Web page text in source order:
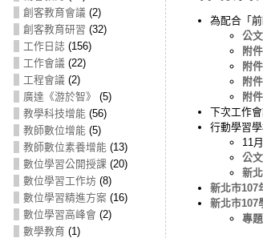
創客教育會議 (2)
創客教育研習 (32)
工作日誌 (156)
工作會議 (22)
工程會議 (2)
廣達《游於智》
(5)
教學科技增能(56)
教師數位增能(5)
教師數位素養增能(13)
數位學習公開授課 (20)
數位學習工作坊(8)
數位學習精進方案 (16)
數位學習高峰會 (2)
數學教育 (1)
為配合「
公
附
附
附
附
下次工作
行動學習
11
公
新
新北市107
新北市107
專